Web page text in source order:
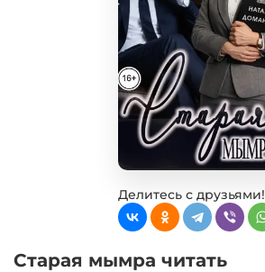
Делитесь с друзьями!
Старая мымра читать